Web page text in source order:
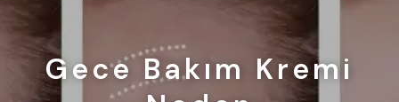
Gece Bakım Kremi